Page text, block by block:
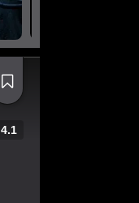
4.1